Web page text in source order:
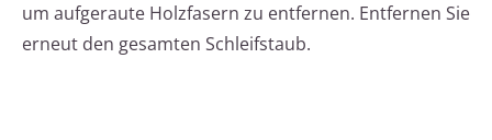
um aufgeraute Holzfasern zu entfernen. Entfernen Sie
erneut den gesamten Schleifstaub.